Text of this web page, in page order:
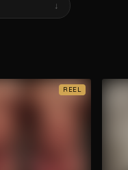
↓
REEL